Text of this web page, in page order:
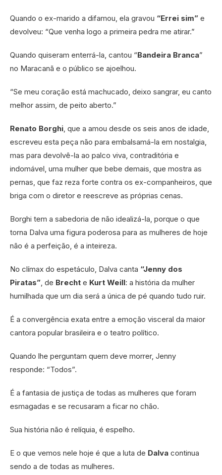
Quando o ex-marido a difamou, ela gravou “Errei sim” e
devolveu: “Que venha logo a primeira pedra me atirar.”
Quando quiseram enterrá-la, cantou “Bandeira Branca”
no Maracanã e o público se ajoelhou.
“Se meu coração está machucado, deixo sangrar, eu canto
melhor assim, de peito aberto.”
Renato Borghi , que a amou desde os seis anos de idade,
escreveu esta peça não para embalsamá-la em nostalgia,
mas para devolvê-la ao palco viva, contraditória e
indomável, uma mulher que bebe demais, que mostra as
pernas, que faz reza forte contra os ex-companheiros, que
briga com o diretor e reescreve as próprias cenas.
Borghi tem a sabedoria de não idealizá-la, porque o que
torna Dalva uma figura poderosa para as mulheres de hoje
não é a perfeição, é a inteireza.
No clímax do espetáculo, Dalva canta “Jenny dos
Piratas” , de Brecht e Kurt Weill: a história da mulher
humilhada que um dia será a única de pé quando tudo ruir.
É a convergência exata entre a emoção visceral da maior
cantora popular brasileira e o teatro político.
Quando lhe perguntam quem deve morrer, Jenny
responde: “Todos”.
É a fantasia de justiça de todas as mulheres que foram
esmagadas e se recusaram a ficar no chão.
Sua história não é relíquia, é espelho.
E o que vemos nele hoje é que a luta de Dalva continua
sendo a de todas as mulheres.